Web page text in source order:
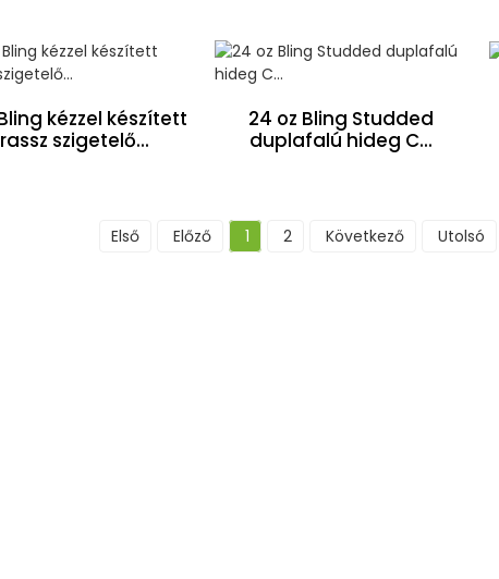
kézzel készített
szigetelő...
24 oz Bling Studded
duplafalú hideg C...
Első Előző 1 2 Következő Utolsó